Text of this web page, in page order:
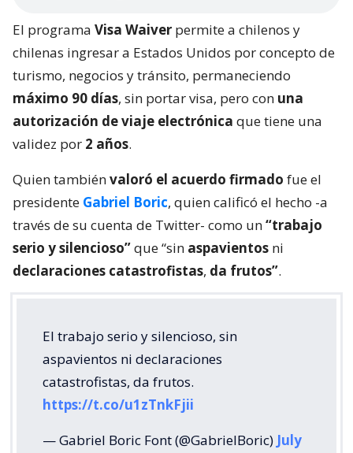
El programa Visa Waiver permite a chilenos y
chilenas ingresar a Estados Unidos por concepto de
turismo, negocios y tránsito, permaneciendo
máximo 90 días, sin portar visa, pero con una
autorización de viaje electrónica que tiene una
validez por 2 años.
Quien tambiénvaloró el acuerdo firmado fue el
presidente Gabriel Boric, quien calificó el hecho -a
través de su cuenta de Twitter- como un“trabajo
serio y silencioso”que “sin aspavientos ni
declaraciones catastrofistas, da frutos”.
El trabajo serio y silencioso, sin
aspavientos ni declaraciones
catastrofistas, da frutos.
https://t.co/u1zTnkFjii
— Gabriel Boric Font (@GabrielBoric) July